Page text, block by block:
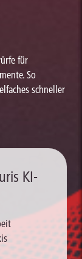
für
So
schneller
KI-